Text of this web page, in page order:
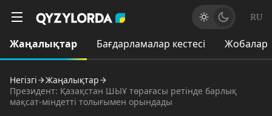
RU
Жаңалықтар Бағдарламалар кестесі Жобалар
Негізгі
Жаңалықтар
Президент: Қазақстан ШЫҰ төрағасы ретінде барлық
мақсат-міндетті толығымен орындады